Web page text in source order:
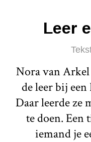
Leer
Nora van Arkel
de leer bij
Daar leerde ze
te doen. Een
iemand je